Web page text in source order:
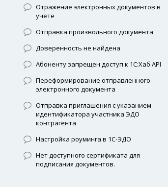
Отражение электронных документов в
учёте
Отправка произвольного документа
Доверенность не найдена
Абоненту запрещен доступ к 1С:Хаб API
Переформирование отправленного
электронного документа
Отправка приглашения с указанием
идентификатора участника ЭДО
контрагента
Настройка роуминга в 1С-ЭДО
Нет доступного сертификата для
подписания документов.